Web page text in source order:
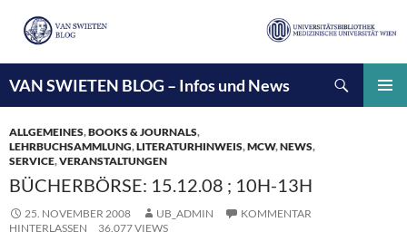
VAN SWIETEN BLOG – Infos und News
INHALT
SPRINGEN
ALLGEMEINES,BOOKS & JOURNALS,
LEHRBUCHSAMMLUNG,LITERATURHINWEIS,MCW,NEWS,
SERVICE,VERANSTALTUNGEN
BÜCHERBÖRSE: 15.12.08 ; 10H-13H
25. NOVEMBER 2008 UB_ADMIN
KOMMENTAR
HINTERLASSEN
36.077 VIEWS